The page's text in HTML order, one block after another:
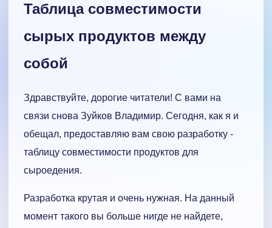
Таблица совместимости
сырых продуктов между
собой
Здравствуйте, дорогие читатели! С вами на
связи снова Зуйков Владимир. Сегодня, как я и
обещал, предоставляю вам свою разработку -
таблицу совместимости продуктов для
сыроедения.
Разработка крутая и очень нужная. На данный
момент такого вы больше нигде не найдете,